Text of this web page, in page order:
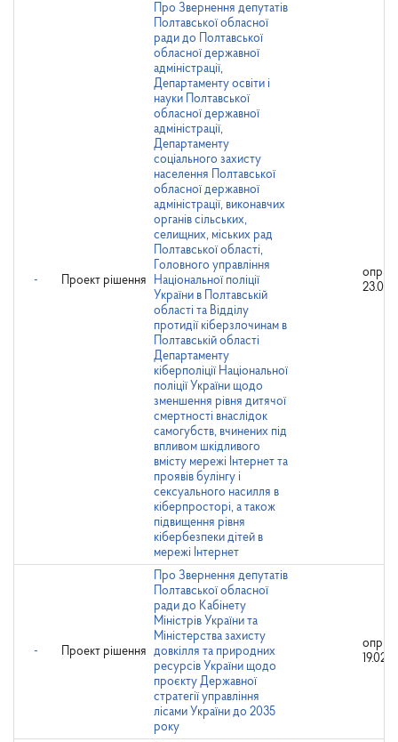
- Проект рішення
Про Звернення депутатів
Полтавської обласної
ради до Полтавської
обласної державної
адміністрації,
Департаменту освіти і
науки Полтавської
обласної державної
адміністрації,
Департаменту
соціального захисту
населення Полтавської
обласної державної
адміністрації, виконавчих
органів сільських,
селищних, міських рад
Полтавської області,
Головного управління
Національної поліції
України в Полтавській
області та Відділу
протидії кіберзлочинам в
Полтавській області
Департаменту
кіберполіції Національної
поліції України щодо
зменшення рівня дитячої
смертності внаслідок
самогубств, вчинених під
впливом шкідливого
вмісту мережі Інтернет та
проявів булінгу і
сексуального насилля в
кіберпросторі, а також
підвищення рівня
кібербезпеки дітей в
мережі Інтернет
- Проект рішення
Про Звернення депутатів
Полтавської обласної
ради до Кабінету
Міністрів України та
Міністерства захисту
довкілля та природних
ресурсів України щодо
проєкту Державної
стратегії управління
лісами України до 2035
року